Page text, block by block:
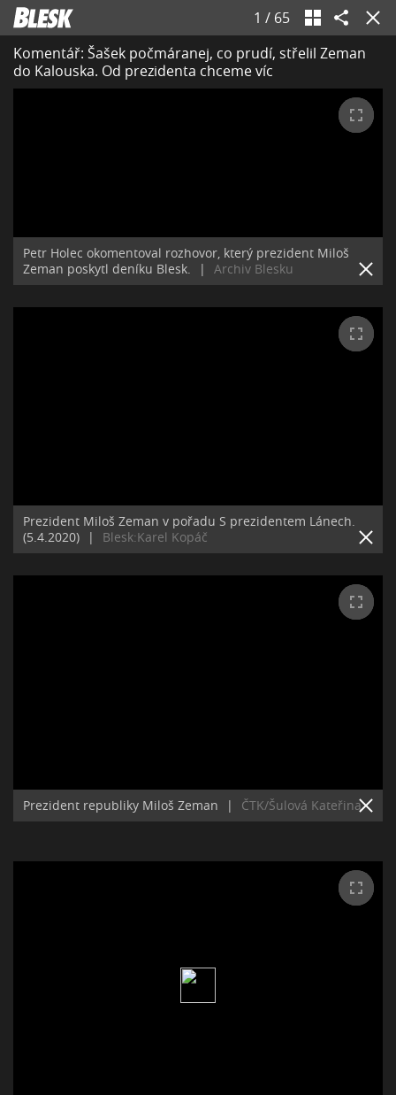
1 / 65
Komentář: Šašek počmáranej, co prudí, střelil Zeman
do Kalouska. Od prezidenta chceme víc
Petr Holec okomentoval rozhovor, který prezident Miloš
Zeman poskytl deníku Blesk.
| Archiv Blesku
Prezident Miloš Zeman v pořadu S prezidentem Lánech.
(5.4.2020)
| Blesk:Karel Kopáč
Prezident republiky Miloš Zeman | ČTK/Šulová Kateřina